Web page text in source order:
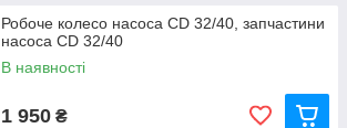
Робоче колесо насоса CD 32/40, запчастини
насоса CD 32/40
В наявності
1 950 ₴